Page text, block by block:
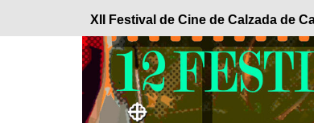
XII Festival de Cine de Calzada de